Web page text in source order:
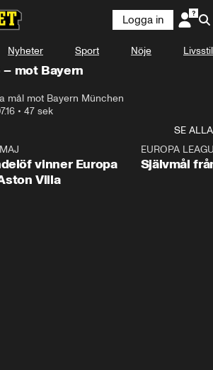
Logga in
Nyheter Sport Nöje Livsstil
Svenskens succé – mot Bayern
mål mot Bayern München
• 47 sek
SE ALLA
vinner Europa
Villa
EUROPA
Självmål